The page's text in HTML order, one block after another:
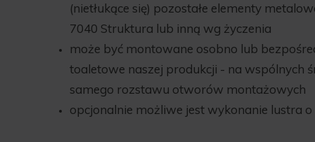
(nietłukące się) pozostałe elementy
7040 Struktura lub inną wg życzenia
może być montowane osobno lub
toaletowe naszej produkcji - na wspólnych
samego rozstawu otworów montażowych
opcjonalnie możliwe jest wykonanie lustra